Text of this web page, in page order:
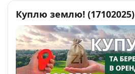
Куплю землю! (17102025)